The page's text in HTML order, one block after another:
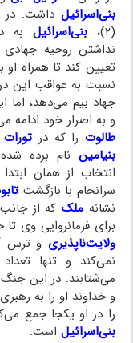
بنی‌اسرائیل داشت. در
(۲)،
بنی‌اسرائیل به
نداشتن روحیه
تعیین کند تا همراه او
نسبت به عواقب این
جهاد بیم می‌دهد، اما
و به اصرار خود ادامه
طالوت را که در تورات
بنیامین نام برده
انتخاب از همان
سرانجام با بازگشت
نشانه ملککه از جانب
برای فرمانروایی وی
ولایت‌ناپذیری و ترس
نمی‌کند و تنها
می‌شتابند. در این
و خداوند او را به رهبری
را در او یکجا جمع
بنی‌اسرائیل است.